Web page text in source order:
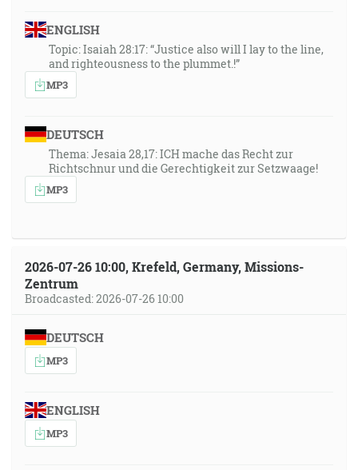
ENGLISH
Topic: Isaiah 28:17: “Justice also will I lay to the line,
and righteousness to the plummet.!”
MP3
DEUTSCH
Thema: Jesaia 28,17: ICH mache das Recht zur
Richtschnur und die Gerechtigkeit zur Setzwaage!
MP3
2026-07-26 10:00, Krefeld, Germany, Missions-
Zentrum
Broadcasted: 2026-07-26 10:00
DEUTSCH
MP3
ENGLISH
MP3